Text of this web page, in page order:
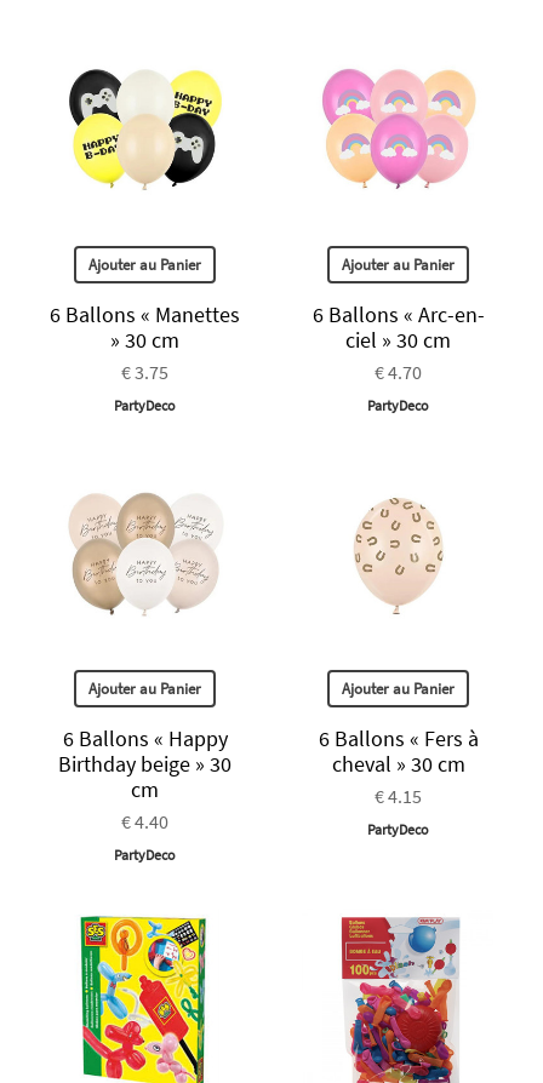
Ajouter au Panier
6 Ballons « Manettes
» 30 cm
€ 3.75
PartyDeco
Ajouter au Panier
6 Ballons « Arc-en-
ciel » 30 cm
€ 4.70
PartyDeco
Ajouter au Panier
6 Ballons « Happy
Birthday beige » 30
cm
€ 4.40
PartyDeco
Ajouter au Panier
6 Ballons « Fers à
cheval » 30 cm
€ 4.15
PartyDeco